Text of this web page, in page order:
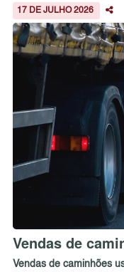
17 DE JULHO 2026
Vendas de
Vendas de caminhões